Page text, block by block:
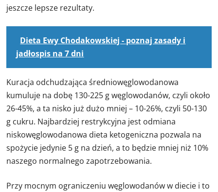
jeszcze lepsze rezultaty.
Dieta Ewy Chodakowskiej - poznaj zasady i
jadłospis na 7 dni
Kuracja odchudzająca średniowęglowodanowa
kumuluje na dobę 130-225 g węglowodanów, czyli około
26-45%, a ta nisko już dużo mniej – 10-26%, czyli 50-130
g cukru. Najbardziej restrykcyjna jest odmiana
niskowęglowodanowa dieta ketogeniczna pozwala na
spożycie jedynie 5 g na dzień, a to będzie mniej niż 10%
naszego normalnego zapotrzebowania.
Przy mocnym ograniczeniu węglowodanów w diecie i to